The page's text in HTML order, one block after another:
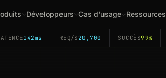
Développeurs Cas d'usage Ressources
142ms REQ/S 20,700 SUCCÈS99%